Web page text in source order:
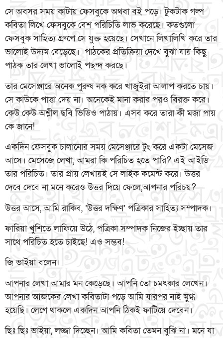
সে অবসর সময় কাটায় ফেসবুকে অথবা বই পড়ে। টুকটাক গল্প
কবিতা লিখে ফেসবুকে বেশ পরিচিতি লাভ করেছে। কতগুলো
ফেসবুক সাহিত্য গ্রুপে সে যুক্ত হয়েছে। সেখানে লিখালিখি করে তার
ভালোই উদ্যম বেড়েছে। পাঠকের প্রতিক্রিয়া দেখে বুঝা যায় কিছু
পাঠক তার লেখা ভালোই পছন্দ করছে।
তার মেসেঞ্জারে অনেক পুরুষ নক করে খাজুইরা আলাপ করতে চায়।
সে কাউকে পাত্তা দেয় না। অনেকেই মানা করার পরও বিরক্ত করে।
কেউ কেউ অশ্লীল ছবি ভিডিও পাঠায়। এসব করে তারা কী মজা পায়
কে জানে!
একদিন ফেসবুক চালানোর সময় মেসেঞ্জারে টুং করে একটা মেসেজ
আসে। মেসেজে লেখা, আমরা কি পরিচিত হতে পারি? এই আইডি
তার পরিচিত। তার প্রায় লেখায়ই সে লাইক কমেন্ট করে। উত্তর
দেবে দেবে না মনে করেও উত্তর দিয়ে ফেলে,আপনার পরিচয়?
উত্তর আসে, আমি রাকিব, ‘উত্তর দক্ষিণ’ পত্রিকার সাহিত্য সম্পাদক।
ফারিয়া খুশিতে লাফিয়ে উঠে, পত্রিকা সম্পাদক নিজের ইচ্ছায় তার
সাথে পরিচিত হতে চাইছে! এও সম্ভব!
জি ভাইয়া বলেন।
আপনার লেখা আমার মন কেড়েছে। আপনি তো চমৎকার লেখেন।
আপনার আজকের লেখা কবিতাটা পড়ে আমি যারপর নাই মুগ্ধ
হয়েছি। লেগে থাকলে একদিন আপনি ঠিকই ফাটিয়ে দেবেন।
ছিঃ ছিঃ ভাইয়া, লজ্জা দিচ্ছেন। আমি কবিতা তেমন বুঝি না। মনে যা